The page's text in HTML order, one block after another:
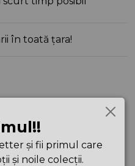
în toată țara!
Cherry
1X23X15 cm
și fii primul care
și noile colecții.